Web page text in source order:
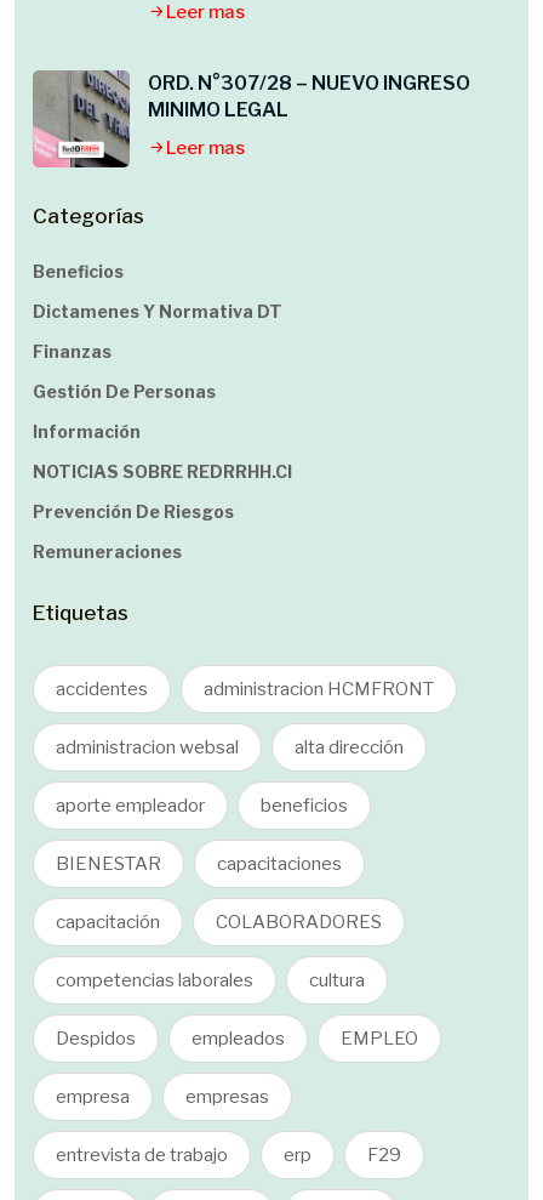
Leer mas
ORD. N°307/28 – NUEVO INGRESO
MINIMO LEGAL
Leer mas
Categorías
Beneficios
Dictamenes Y Normativa DT
Finanzas
Gestión De Personas
Información
NOTICIAS SOBRE REDRRHH.cl
Prevención De Riesgos
Remuneraciones
Etiquetas
accidentes administracion HCMFRONT
administracion websal alta dirección
aporte empleador beneficios
BIENESTAR capacitaciones
capacitación COLABORADORES
competencias laborales cultura
Despidos empleados EMPLEO
empresa empresas
entrevista de trabajo erp F29